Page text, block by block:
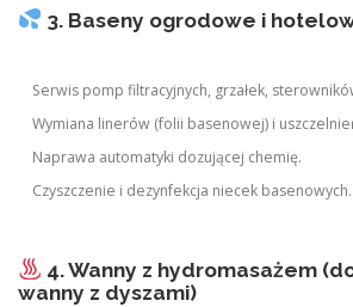
3. Baseny ogrodowe i
Serwis pomp filtracyjnych, grzałek,
Wymiana linerów (folii basenowej) i
Naprawa automatyki dozującej chemię.
Czyszczenie i dezynfekcja niecek basenowych.
4. Wanny z hydromasażem
wanny z dyszami)